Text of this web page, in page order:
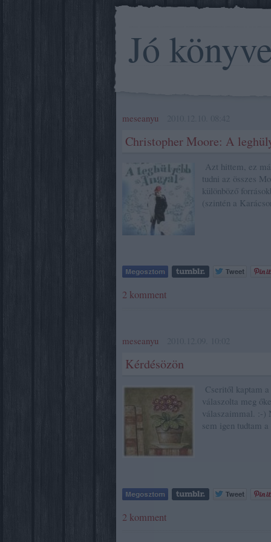
Jó
meseanyu
Christopher Moore: A
Azt hittem, ez
tudni az összes
különböző
(szintén a
2 komment
meseanyu
Kérdésözön
Cseritől kaptam
válaszolta meg
válaszaimmal. :-)
sem igen tudtam
2 komment